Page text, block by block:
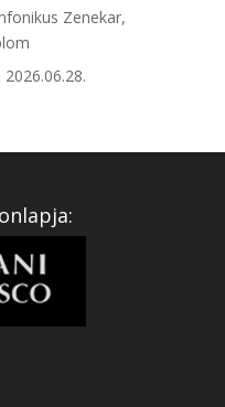
Zenekar,